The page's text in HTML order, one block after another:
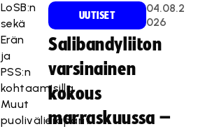
LoSB:n
sekä
Erän
ja
PSS:n
kohtaamisilla.
Muut
puolivälieräparit
UUTISET
04.08.2
026
Salibandyliiton
varsinainen
kokous
marraskuussa –